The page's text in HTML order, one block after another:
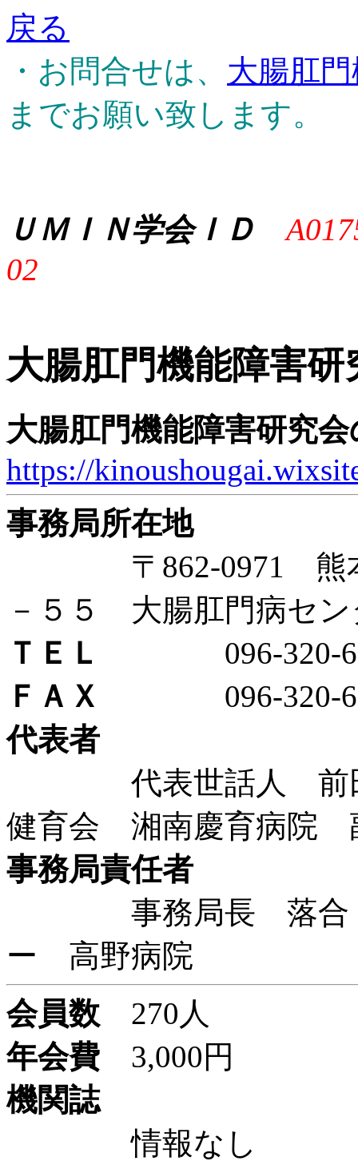
戻る
・お問合せは、 大腸肛
までお願い致します。
ＵＭＩＮ学会ＩＤ
02
大腸肛門機能障害研
大腸肛門機能障害研究
https://
事務局所在地
〒862-0971 熊本県
－５５ 大腸肛門病セン
ＴＥＬ
096-320-
ＦＡＸ
096-320-
代表者
代表世話人 前田
健育会 湘南慶育病院
事務局責任者
事務局長 落合 哲
ー 高野病院
会員数 270人
年会費 3,000円
機関誌
情報なし